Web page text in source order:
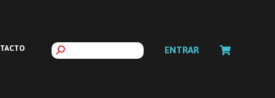
ENTRAR